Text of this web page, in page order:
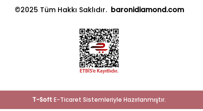
©2025 Tüm Hakkı Saklıdır. baronidiamond.com
T-SoftE-Ticaret Sistemleriyle Hazırlanmıştır.